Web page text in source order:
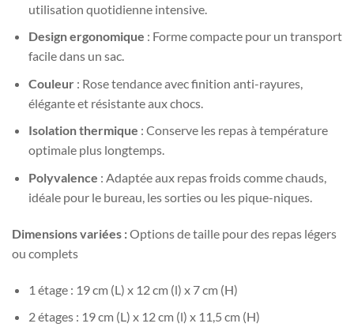
utilisation quotidienne intensive.
Design ergonomique : Forme compacte pour un transport
facile dans un sac.
Couleur: Rose tendance avec finition anti-rayures,
élégante et résistante aux chocs.
Isolation thermique : Conserve les repas à température
optimale plus longtemps.
Polyvalence : Adaptée aux repas froids comme chauds,
idéale pour le bureau, les sorties ou les pique-niques.
Dimensions variées :Options de taille pour des repas légers
ou complets
1 étage : 19 cm (L) x 12 cm (l) x 7 cm (H)
2 étages : 19 cm (L) x 12 cm (l) x 11,5 cm (H)